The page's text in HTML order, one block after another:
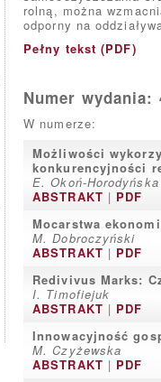
rolną, można
odporny na
Pełny tekst (PDF)
Numer wydania:
W numerze:
Możliwości
konkurencyjności
E. Okoń-Horodyńska
ABSTRAKT | PDF
Mocarstwa
M. Dobroczyński
ABSTRAKT | PDF
Redivivus Marks:
I. Timofiejuk
ABSTRAKT | PDF
Innowacyjność
M. Czyżewska
ABSTRAKT | PDF